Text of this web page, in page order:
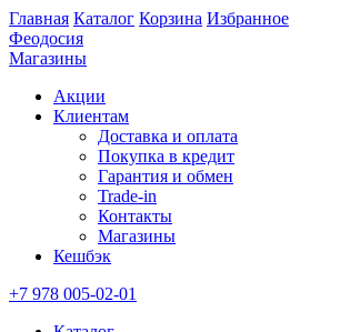
Главная Каталог Корзина Избранное
Феодосия
Магазины
Акции
Клиентам
Доставка и оплата
Покупка в кредит
Гарантия и обмен
Trade-in
Контакты
Магазины
Кешбэк
+7 978 005-02-01